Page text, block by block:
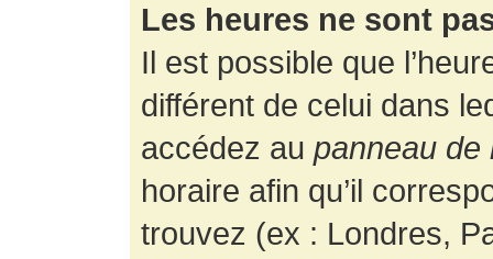
Les heures ne sont
Il est possible que
différent de celui dans
accédez au panneau de
horaire afin qu’il
trouvez (ex : Londres,